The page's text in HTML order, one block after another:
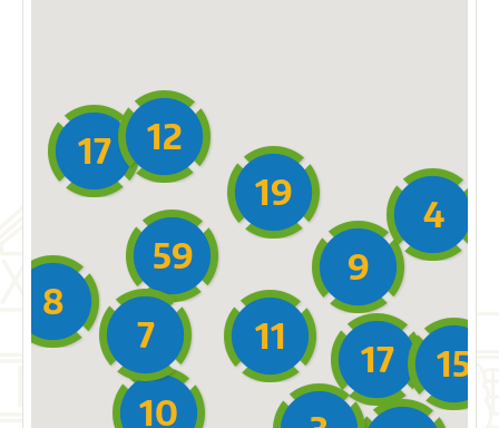
17
59
17 12
9
10
11
19
4
15
8
7